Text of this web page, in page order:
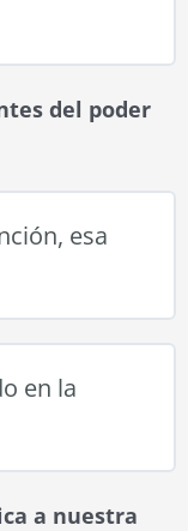
del poder
esa
en la
a nuestra